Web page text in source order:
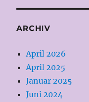
ARCHIV
April 2026
April 2025
Januar 2025
Juni 2024